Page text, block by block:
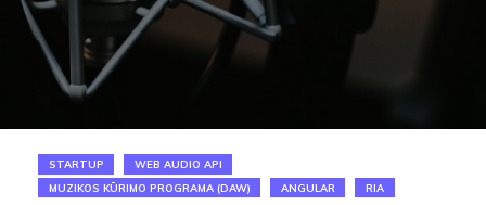
STARTUP
WEB AUDIO API
MUZIKOS KŪRIMO PROGRAMA (DAW)
ANGULAR RIA